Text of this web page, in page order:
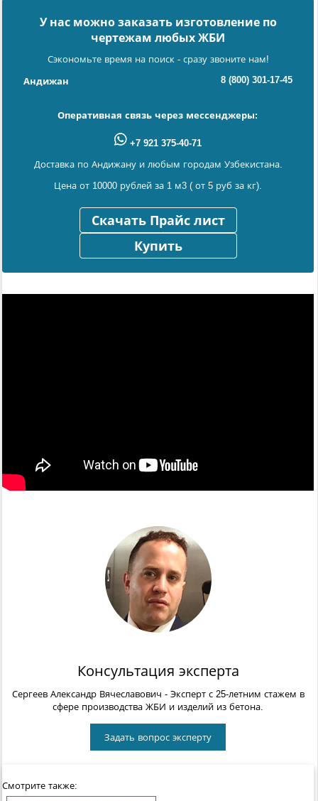
У нас можно заказать изготовление по
чертежам любых ЖБИ
Сэкономьте время на поиск - сразу звоните нам!
Андижан 8 (800) 301-17-45
Оперативная связь через мессенджеры:
+7 921 375-40-71
Доставка по Андижану и любым городам Узбекистана.
Цена от 10000 рублей за 1 м3 ( от 5 руб за кг).
Скачать Прайс лист
Купить
Консультация эксперта
Сергеев Александр Вячеславович - Эксперт с 25-летним стажем в
сфере производства ЖБИ и изделий из бетона.
Задать вопрос эксперту
Смотрите также: